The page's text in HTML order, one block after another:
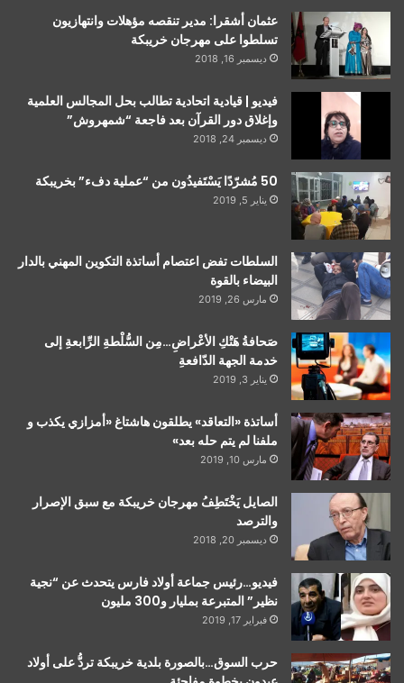
عثمان أشقرا: مدير تنقصه مؤهلات وانتهازيون
تسلطوا على مهرجان خريبكة
ديسمبر 16, 2018
فيديو | قيادية اتحادية تطالب بحل المجالس العلمية
وإغلاق دور القرآن بعد فاجعة “شمهروش”
ديسمبر 24, 2018
50 مُشرّدًا يَسْتَفيدُون من “عملية دفء” بخريبكة
يناير 5, 2019
السلطات تفض اعتصام أساتذة التكوين المهني بالدار
البيضاء بالقوة
مارس 26, 2019
صَحافةُ هَتْكِ الأعْراضِ…مِن السُّلْطةِ الرِّابعةِ إلى
خدمة الجهة الدّافعةِ
يناير 3, 2019
أساتذة «التعاقد» يطلقون هاشتاغ «أمزازي يكذب و
ملفنا لم يتم حله بعد»
مارس 10, 2019
الصايل يَخْتَطِفُ مهرجان خريبكة مع سبق الإصرار
والترصد
ديسمبر 20, 2018
فيديو…رئيس جماعة أولاد فارس يتحدث عن “نجية
نظير” المتبرعة بمليار و300 مليون
فبراير 17, 2019
حرب السوق…بالصورة بلدية خريبكة تردُّ على أولاد